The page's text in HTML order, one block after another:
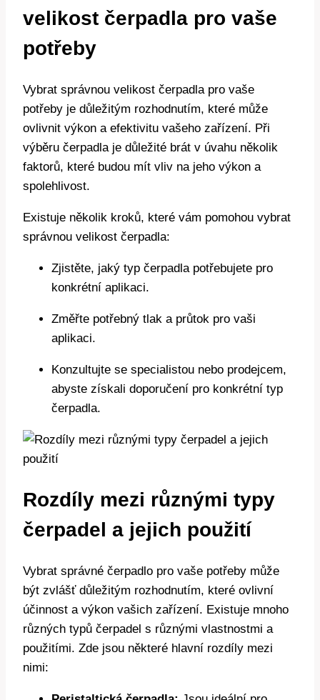
velikost čerpadla pro vaše
potřeby
Vybrat správnou velikost čerpadla pro vaše
potřeby je důležitým rozhodnutím, které může
ovlivnit výkon a efektivitu vašeho zařízení. Při
výběru čerpadla je důležité brát v úvahu několik
faktorů, které budou mít vliv na jeho výkon a
spolehlivost.
Existuje několik kroků, které vám pomohou vybrat
správnou velikost čerpadla:
Zjistěte, jaký typ čerpadla potřebujete pro
konkrétní aplikaci.
Změřte potřebný tlak a průtok pro vaši
aplikaci.
Konzultujte se specialistou nebo prodejcem,
abyste získali doporučení pro konkrétní typ
čerpadla.
Rozdíly mezi různými typy
čerpadel a jejich použití
Vybrat správné čerpadlo pro vaše potřeby může
být zvlášť důležitým rozhodnutím, které ovlivní
účinnost a výkon vašich zařízení. Existuje mnoho
různých typů čerpadel s různými vlastnostmi a
použitími. Zde jsou některé hlavní rozdíly mezi
nimi: